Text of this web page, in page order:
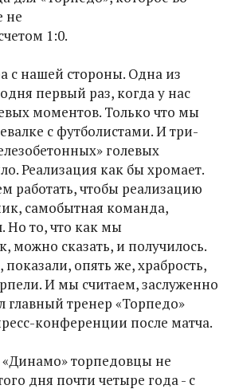
не
1:0.
с нашей стороны. Одна из
первый раз, когда у нас
моментов. Только что мы
с футболистами. И три-
голевых
Реализация как бы хромает.
работать, чтобы реализацию
самобытная команда,
Но то, что как мы
можно сказать, и получилось.
опять же, храбрость,
И мы считаем, заслуженно
главный тренер «Торпедо»
конференции после матча.
«Динамо» торпедовцы не
дня почти четыре года - с